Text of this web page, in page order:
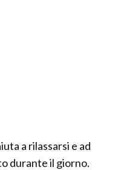
a rilassarsi e ad
durante il giorno.